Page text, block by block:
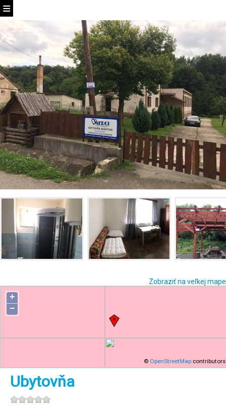
Zobraziť na veľkej mape
+
−
© OpenStreetMap contributors
Ubytovňa